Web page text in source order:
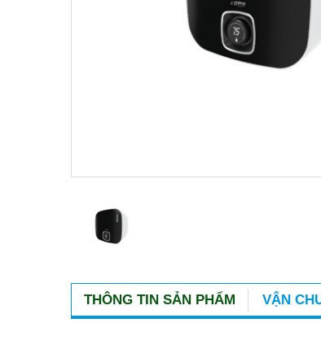
THÔNG TIN SẢN PHẨM VẬN